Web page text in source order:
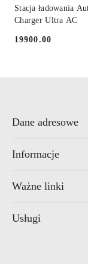
Stacja ładowania
Charger Ultra AC
Cena:
19900.00
Dane adresowe
Informacje
Ważne linki
Usługi